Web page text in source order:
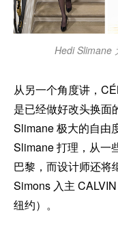
Hedi Slimane
从另一个角度讲，
是已经做好改头换面
Slimane 极大的自由
Slimane 打理，从一
巴黎，而设计师还将
Simons 入主
纽约）。